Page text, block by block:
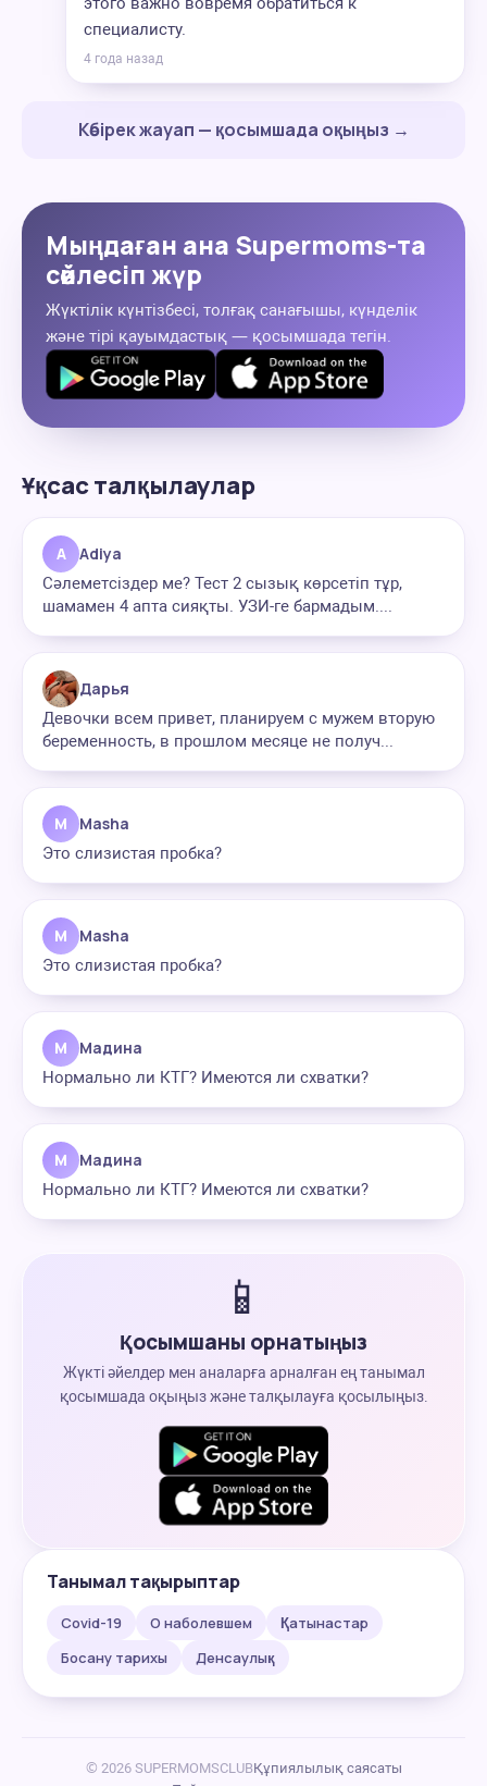
специалисту.
4 года назад
Көбірек жауап — қосымшада оқыңыз →
Мыңдаған ана Supermoms-та
сөйлесіп жүр
Жүктілік күнтізбесі, толғақ санағышы, күнделік
және тірі қауымдастық — қосымшада тегін.
Ұқсас талқылаулар
A Adiya
Сәлеметсіздер ме? Тест 2 сызық көрсетіп тұр,
шамамен 4 апта сияқты. УЗИ-ге бармадым....
Дарья
Девочки всем привет, планируем с мужем вторую
беременность, в прошлом месяце не получ...
M Masha
Это слизистая пробка?
M Masha
Это слизистая пробка?
М Мадина
Нормально ли КТГ? Имеются ли схватки?
М Мадина
Нормально ли КТГ? Имеются ли схватки?
📱
Қосымшаны орнатыңыз
Жүкті әйелдер мен аналарға арналған ең танымал
қосымшада оқыңыз және талқылауға қосылыңыз.
Танымал тақырыптар
Covid-19 О наболевшем
Қатынастар
Босану тарихы
Денсаулық
© 2026 SUPERMOMSCLUBҚұпиялылық саясаты